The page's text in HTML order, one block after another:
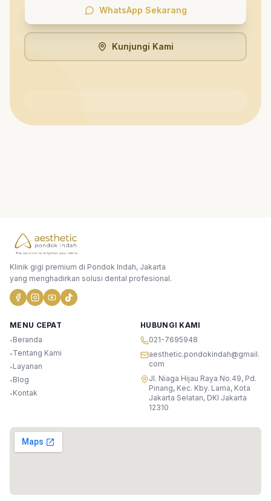
WhatsApp Sekarang
Kunjungi Kami
Klinik gigi premium di Pondok Indah, Jakarta
yang menghadirkan solusi dental profesional.
MENU CEPAT
•Beranda
•Tentang Kami
•Layanan
•Blog
•Kontak
HUBUNGI KAMI
021-7695948
aesthetic.pondokindah@gmail.
com
Jl. Niaga Hijau Raya No.49, Pd.
Pinang, Kec. Kby. Lama, Kota
Jakarta Selatan, DKI Jakarta
12310